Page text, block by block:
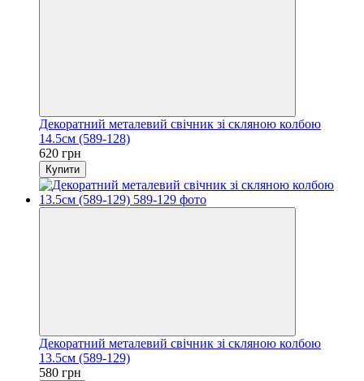
Декоратний металевий свічник зі скляною колбою
14.5см (589-128)
620 грн
Купити
Декоратний металевий свічник зі скляною колбою
13.5см (589-129)
580 грн